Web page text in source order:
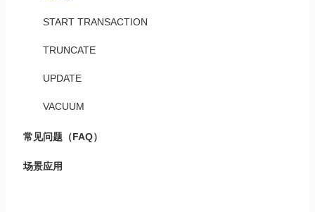
START TRANSACTION
TRUNCATE
UPDATE
VACUUM
常见问题（FAQ）
场景应用